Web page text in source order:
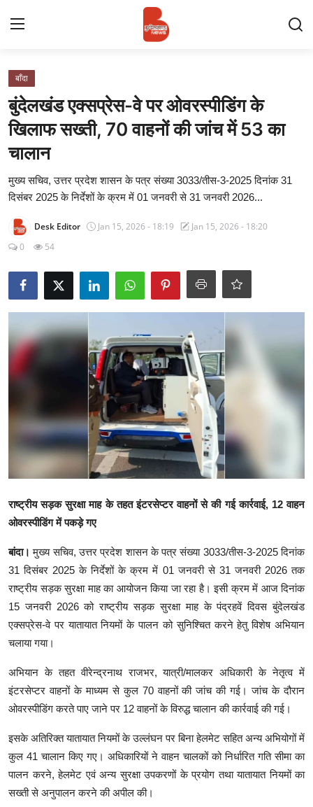
Contact
प्रमुख ख़बर
अपना शहर
राज्य
वीडियो
क्राइम
स्पोर्ट्स
बाँदा
बुंदेलखंड एक्सप्रेस-वे पर ओवरस्पीडिंग के
खिलाफ सख्ती, 70 वाहनों की जांच में 53 का
चालान
मुख्य सचिव, उत्तर प्रदेश शासन के पत्र संख्या 3033/तीस-3-2025 दिनांक 31
दिसंबर 2025 के निर्देशों के क्रम में 01 जनवरी से 31 जनवरी 2026...
Desk Editor Jan 15, 2026 - 18:19
Jan 15, 2026 - 18:20
0
54
राष्ट्रीय सड़क सुरक्षा माह के तहत इंटरसेप्टर वाहनों से की गई कार्रवाई, 12 वाहन
ओवरस्पीडिंग में पकड़े गए
बांदा। मुख्य सचिव, उत्तर प्रदेश शासन के पत्र संख्या 3033/तीस-3-2025 दिनांक
31 दिसंबर 2025 के निर्देशों के क्रम में 01 जनवरी से 31 जनवरी 2026 तक
राष्ट्रीय सड़क सुरक्षा माह का आयोजन किया जा रहा है। इसी क्रम में आज दिनांक
15 जनवरी 2026 को राष्ट्रीय सड़क सुरक्षा माह के पंद्रहवें दिवस बुंदेलखंड
एक्सप्रेस-वे पर यातायात नियमों के पालन को सुनिश्चित करने हेतु विशेष अभियान
चलाया गया।
अभियान के तहत वीरेन्द्रनाथ राजभर, यात्री/मालकर अधिकारी के नेतृत्व में
इंटरसेप्टर वाहनों के माध्यम से कुल 70 वाहनों की जांच की गई। जांच के दौरान
ओवरस्पीडिंग करते पाए जाने पर 12 वाहनों के विरुद्ध चालान की कार्रवाई की गई।
इसके अतिरिक्त यातायात नियमों के उल्लंघन पर बिना हेलमेट सहित अन्य अभियोगों में
कुल 41 चालान किए गए। अधिकारियों ने वाहन चालकों को निर्धारित गति सीमा का
पालन करने, हेलमेट एवं अन्य सुरक्षा उपकरणों के प्रयोग तथा यातायात नियमों का
सख्ती से अनुपालन करने की अपील की।